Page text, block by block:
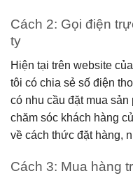
Cách 2: Gọi điện
ty
Hiện tại trên website
tôi có chia sẻ số điện
có nhu cầu đặt mua
chăm sóc khách hàng
về cách thức đặt hàng,
Cách 3: Mua hàng